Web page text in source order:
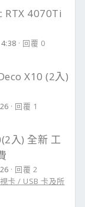
RTX 4070Ti
回覆 0
X10 (2入)
回覆 1
入) 全新 工
回覆 2
卡 / USB 卡及所